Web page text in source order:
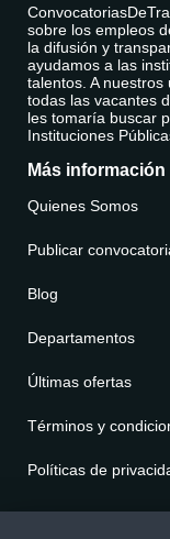
sobre los empleos
la difusión y
ayudamos a las
talentos. A
todas las vacantes
les tomaría buscar
Instituciones
Más información
Quienes Somos
Publicar
Blog
Departamentos
Últimas ofertas
Términos y
Políticas de